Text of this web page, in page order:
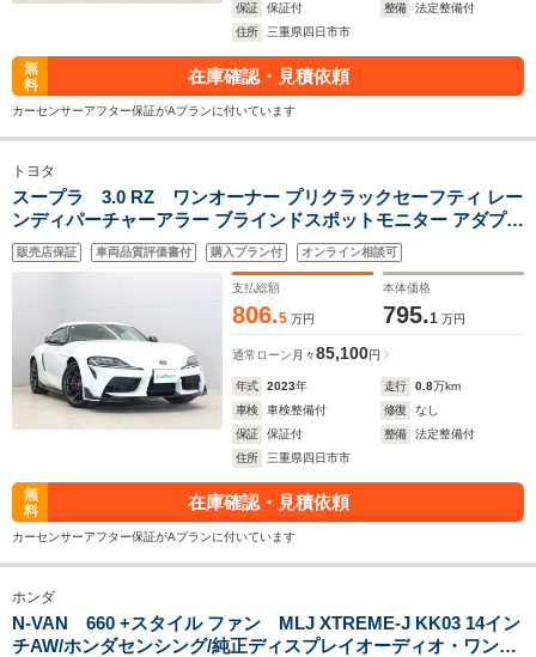
保証
保証付 整備
法定整備付
住所
三重県四日市市
無
料
在庫確認・見積依頼
カーセンサーアフター保証がAプランに付いています
トヨタ
スープラ 3.0 RZ ワンオーナー プリクラックセーフティ レー
ンディパーチャーアラー ブラインドスポットモニター アダプテ
ィブハイビーム リアクロストラフィックアラート HDDナビゲ
ーションシステム JBLサウンド
販売店保証 車両品質評価書付 購入プラン付 オンライン相談可
支払総額
806.5 万円
本体価格
795.1 万円
通常ローン 月々85,100円
年式 2023年 走行 0.8万km
車検
車検整備付 修復
なし
保証
保証付 整備
法定整備付
住所
三重県四日市市
無
料
在庫確認・見積依頼
カーセンサーアフター保証がAプランに付いています
ホンダ
N-VAN 660 +スタイル ファン MLJ XTREME-J KK03 14イン
チAW/ホンダセンシング/純正ディスプレイオーディオ・ワンセ